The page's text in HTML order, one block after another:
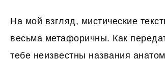
На мой взгляд, мистические
весьма метафоричны. Как
тебе неизвестны названия